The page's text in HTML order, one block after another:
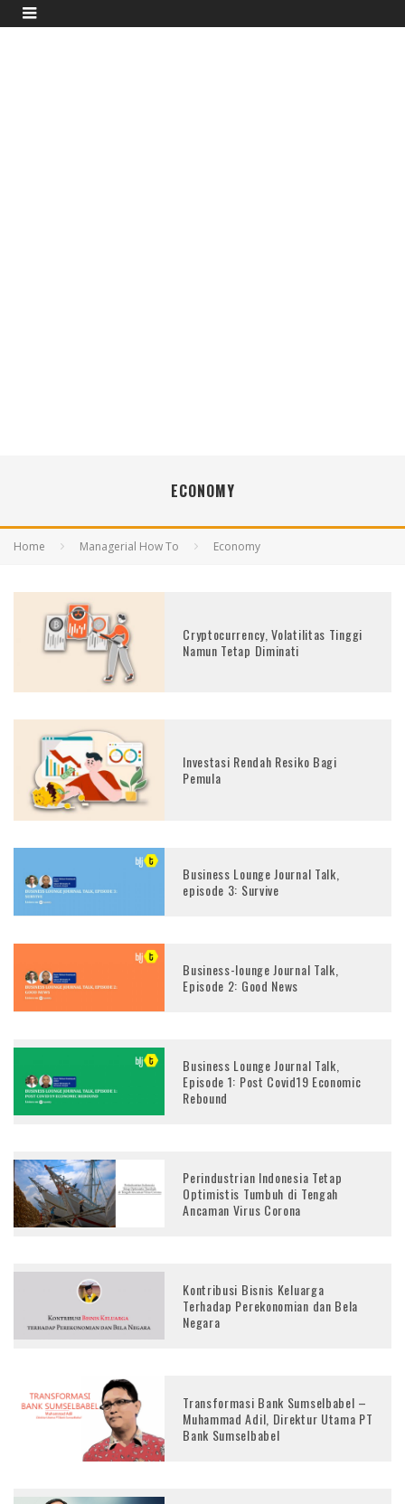
ECONOMY
Home Managerial How To Economy
Cryptocurrency, Volatilitas Tinggi
Namun Tetap Diminati
Investasi Rendah Resiko Bagi
Pemula
Business Lounge Journal Talk,
episode 3: Survive
Business-lounge Journal Talk,
Episode 2: Good News
Business Lounge Journal Talk,
Episode 1: Post Covid19 Economic
Rebound
Perindustrian Indonesia Tetap
Optimistis Tumbuh di Tengah
Ancaman Virus Corona
Kontribusi Bisnis Keluarga
Terhadap Perekonomian dan Bela
Negara
Transformasi Bank Sumselbabel –
Muhammad Adil, Direktur Utama PT
Bank Sumselbabel